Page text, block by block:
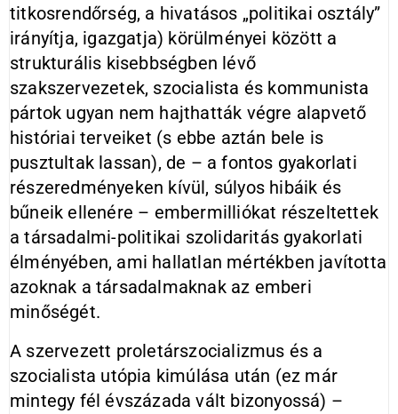
titkosrendőrség, a hivatásos „politikai osztály”
irányítja, igazgatja) körülményei között a
strukturális kisebbségben lévő
szakszervezetek, szocialista és kommunista
pártok ugyan nem hajthatták végre alapvető
históriai terveiket (s ebbe aztán bele is
pusztultak lassan), de – a fontos gyakorlati
részeredményeken kívül, súlyos hibáik és
bűneik ellenére – embermilliókat részeltettek
a társadalmi-politikai szolidaritás gyakorlati
élményében, ami hallatlan mértékben javította
azoknak a társadalmaknak az emberi
minőségét.
A szervezett proletárszocializmus és a
szocialista utópia kimúlása után (ez már
mintegy fél évszázada vált bizonyossá) –